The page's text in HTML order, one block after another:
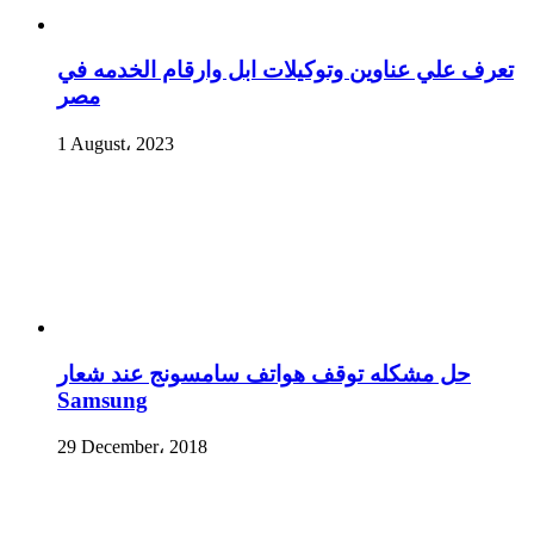
تعرف علي عناوين وتوكيلات ابل وارقام الخدمه في
مصر
1 August، 2023
حل مشكله توقف هواتف سامسونج عند شعار
Samsung
29 December، 2018